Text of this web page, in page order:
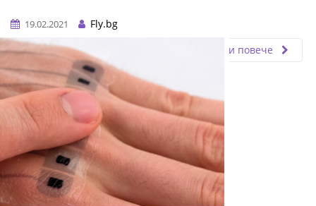
19.02.2021
Fly.bg
Прочети повече